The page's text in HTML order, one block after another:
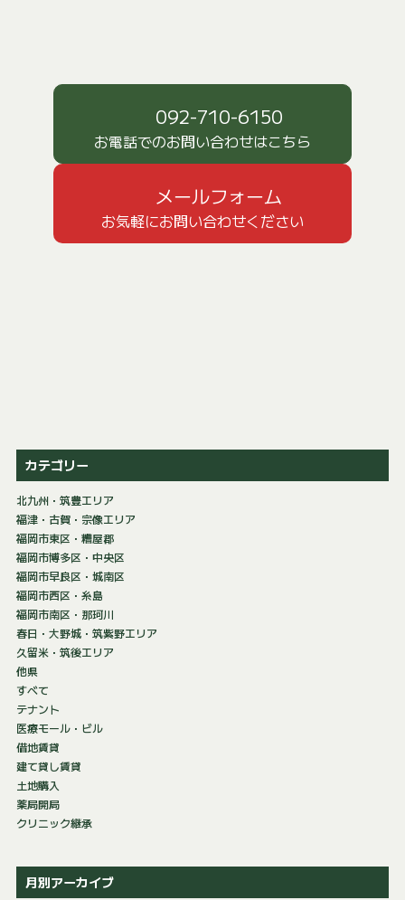
092-710-6150
お電話でのお問い合わせはこちら
メールフォーム
お気軽にお問い合わせください
カテゴリー
北九州・筑豊エリア
福津・古賀・宗像エリア
福岡市東区・糟屋郡
福岡市博多区・中央区
福岡市早良区・城南区
福岡市西区・糸島
福岡市南区・那珂川
春日・大野城・筑紫野エリア
久留米・筑後エリア
他県
すべて
テナント
医療モール・ビル
借地賃貸
建て貸し賃貸
土地購入
薬局開局
クリニック継承
月別アーカイブ